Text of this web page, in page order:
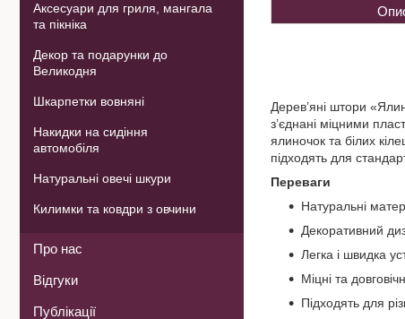
Дерев’яні штори
з’єднані міцними
ялиночок та білих
підходять для
Переваги
Натуральні
Декоративний
Легка і швидка
Міцні та
Підходять для
Аксесуари для гриля, мангала
та пікніка
Декор та подарунки до
Великодня
Шкарпетки вовняні
Накидки на сидіння
автомобіля
Натуральні овечі шкури
Килимки та ковдри з овчини
Про нас
Відгуки
Публікації